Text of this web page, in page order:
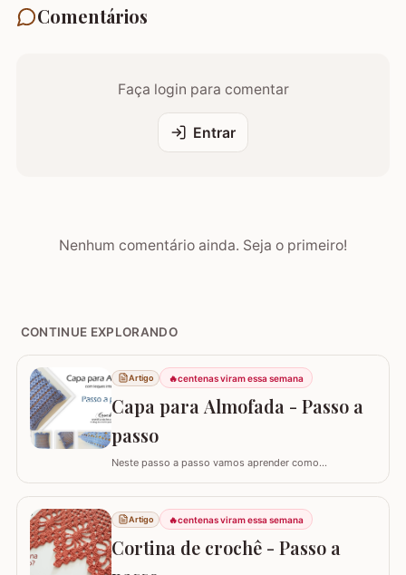
Comentários
Faça login para comentar
Entrar
Nenhum comentário ainda. Seja o primeiro!
CONTINUE EXPLORANDO
Artigo 🔥centenas viram essa semana
Capa para Almofada - Passo a
passo
Neste passo a passo vamos aprender como
intercalados. Fiz a capa para almofada de 40 x 40 e
seguindo o passo a passo você consegue adaptar para
o tamanho desejado. Utilizei o fio Barroco Maxcolor da
Círculo S/A. Um fio extremamente macio por ser 100%…
Artigo 🔥centenas viram essa semana
Cortina de crochê - Passo a